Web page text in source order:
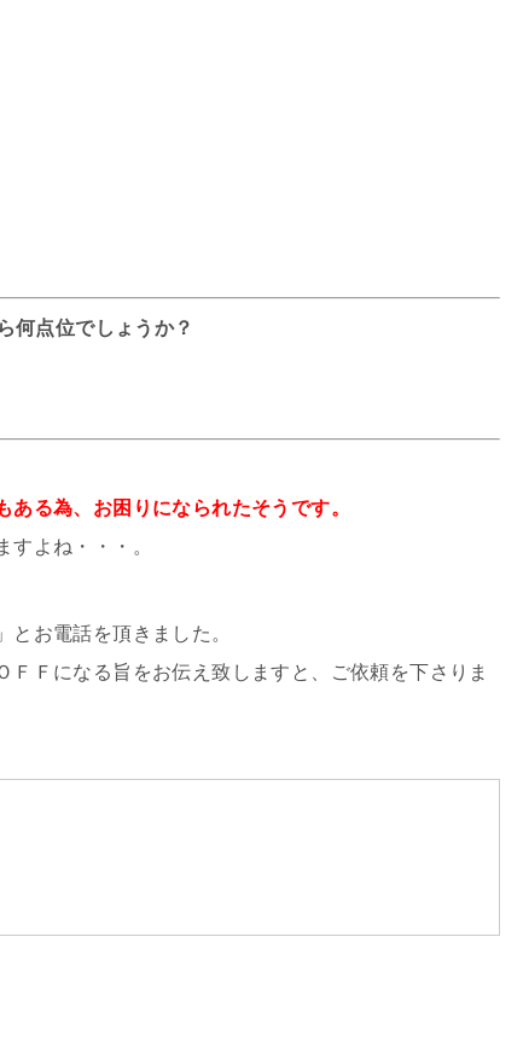
何点位でしょうか？
る為、お困りになられたそうです。
よね・・・。
とお電話を頂きました。
Ｆになる旨をお伝え致しますと、ご依頼を下さりま